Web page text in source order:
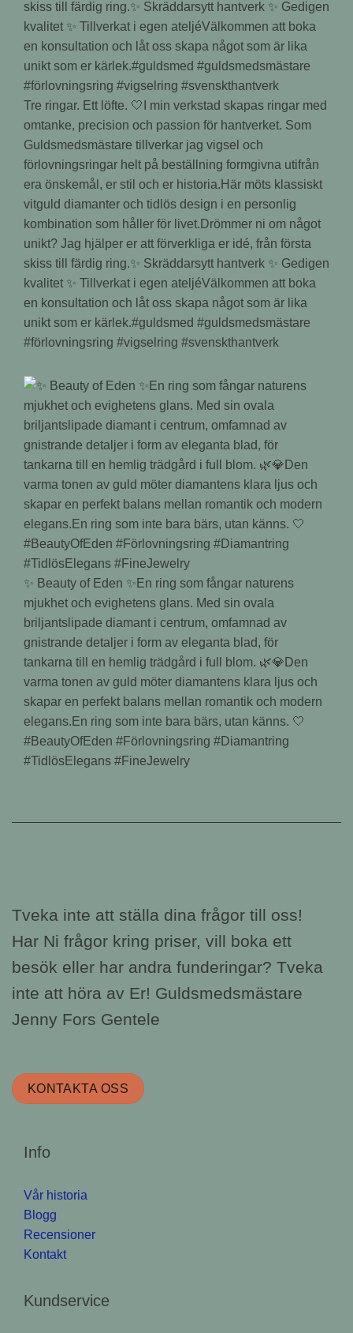
Tre ringar. Ett löfte. 🤍I min verkstad skapas ringar med
omtanke, precision och passion för hantverket. Som
Guldsmedsmästare tillverkar jag vigsel och
förlovningsringar helt på beställning formgivna utifrån
era önskemål, er stil och er historia.Här möts klassiskt
vitguld diamanter och tidlös design i en personlig
kombination som håller för livet.Drömmer ni om något
unikt? Jag hjälper er att förverkliga er idé, från första
skiss till färdig ring.✨ Skräddarsytt hantverk ✨ Gedigen
kvalitet ✨ Tillverkat i egen ateljéVälkommen att boka
en konsultation och låt oss skapa något som är lika
unikt som er kärlek.#guldsmed #guldsmedsmästare
#förlovningsring #vigselring #svenskthantverk
✨ Beauty of Eden ✨En ring som fångar naturens
mjukhet och evighetens glans. Med sin ovala
briljantslipade diamant i centrum, omfamnad av
gnistrande detaljer i form av eleganta blad, för
tankarna till en hemlig trädgård i full blom. 🌿💎Den
varma tonen av guld möter diamantens klara ljus och
skapar en perfekt balans mellan romantik och modern
elegans.En ring som inte bara bärs, utan känns. 🤍
#BeautyOfEden #Förlovningsring #Diamantring
#TidlösElegans #FineJewelry
Tveka inte att ställa dina frågor till oss!
Har Ni frågor kring priser, vill boka ett
besök eller har andra funderingar? Tveka
inte att höra av Er! Guldsmedsmästare
Jenny Fors Gentele
KONTAKTA OSS
Info
Vår historia
Blogg
Recensioner
Kontakt
Kundservice